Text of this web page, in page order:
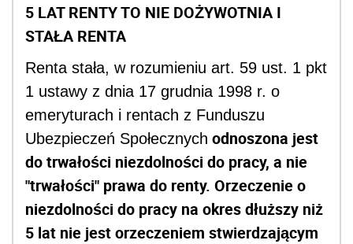
5 LAT RENTY TO NIE DOŻYWOTNIA I
STAŁA RENTA
Renta stała, w rozumieniu art. 59 ust. 1 pkt
1 ustawy z dnia 17 grudnia 1998 r. o
emeryturach i rentach z Funduszu
Ubezpieczeń Społecznych odnoszona jest
do trwałości niezdolności do pracy, a nie
"trwałości" prawa do renty. Orzeczenie o
niezdolności do pracy na okres dłuższy niż
5 lat nie jest orzeczeniem stwierdzającym